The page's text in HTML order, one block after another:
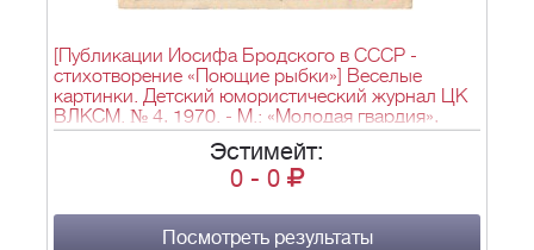
[Публикации Иосифа Бродского в СССР -
стихотворение «Поющие рыбки»] Веселые
картинки. Детский юмористический журнал ЦК
ВЛКСМ. № 4, 1970. - М.: «Молодая гвардия»,
1970. - 16 с., ил. 26×20 см.
Эстимейт:
0 - 0
Посмотреть результаты